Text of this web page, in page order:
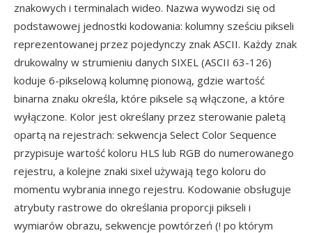
znakowych i terminalach wideo. Nazwa wywodzi się od
podstawowej jednostki kodowania: kolumny sześciu pikseli
reprezentowanej przez pojedynczy znak ASCII. Każdy znak
drukowalny w strumieniu danych SIXEL (ASCII 63-126)
koduje 6-pikselową kolumnę pionową, gdzie wartość
binarna znaku określa, które piksele są włączone, a które
wyłączone. Kolor jest określany przez sterowanie paletą
opartą na rejestrach: sekwencja Select Color Sequence
przypisuje wartość koloru HLS lub RGB do numerowanego
rejestru, a kolejne znaki sixel używają tego koloru do
momentu wybrania innego rejestru. Kodowanie obsługuje
atrybuty rastrowe do określania proporcji pikseli i
wymiarów obrazu, sekwencje powtórzeń (! po którym